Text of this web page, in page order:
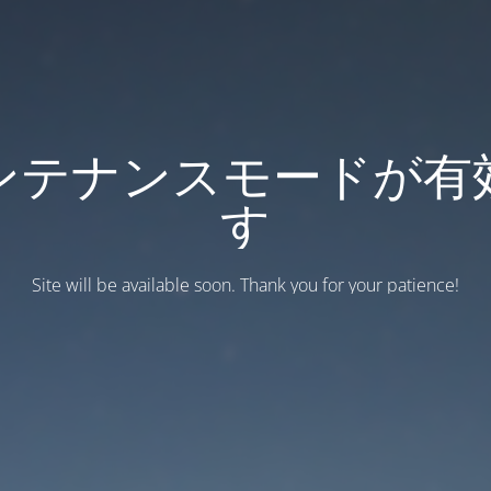
テナンスモードが有
す
Site will be available soon. Thank you for your patience!